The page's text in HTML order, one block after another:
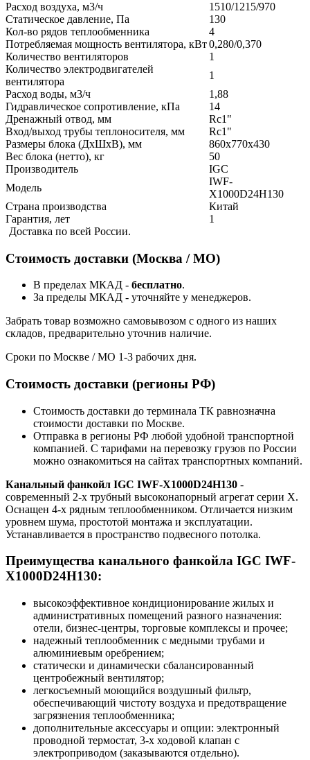
Расход воздуха, м3/ч
1510/1215/970
Статическое давление, Па
130
Кол-во рядов теплообменника
4
Потребляемая мощность вентилятора, кВт0,280/0,370
Количество вентиляторов
1
Количество электродвигателей
вентилятора
1
Расход воды, м3/ч
1,88
Гидравлическое сопротивление, кПа
14
Дренажный отвод, мм
Rc1"
Вход/выход трубы теплоносителя, мм
Rc1"
Размеры блока (ДхШхВ), мм
860x770x430
Вес блока (нетто), кг
50
Производитель
IGC
Модель
IWF-
X1000D24H130
Страна производства
Китай
Гарантия, лет
1
Доставка по всей России.
Стоимость доставки (Москва / МО)
В пределах МКАД - бесплатно.
За пределы МКАД - уточняйте у менеджеров.
Забрать товар возможно самовывозом с одного из наших
складов, предварительно уточнив наличие.
Сроки по Москве / МО 1-3 рабочих дня.
Стоимость доставки (регионы РФ)
Стоимость доставки до терминала ТК равнозначна
стоимости доставки по Москве.
Отправка в регионы РФ любой удобной транспортной
компанией. С тарифами на перевозку грузов по России
можно ознакомиться на сайтах транспортных компаний.
Канальный фанкойл IGC IWF-X1000D24H130 -
современный 2-х трубный высоконапорный агрегат серии X.
Оснащен 4-х рядным теплообменником. Отличается низким
уровнем шума, простотой монтажа и эксплуатации.
Устанавливается в пространство подвесного потолка.
Преимущества канального фанкойла IGC IWF-
X1000D24H130:
высокоэффективное кондиционирование жилых и
административных помещений разного назначения:
отели, бизнес-центры, торговые комплексы и прочее;
надежный теплообменник с медными трубами и
алюминиевым оребрением;
статически и динамически сбалансированный
центробежный вентилятор;
легкосъемный моющийся воздушный фильтр,
обеспечивающий чистоту воздуха и предотвращение
загрязнения теплообменника;
дополнительные аксессуары и опции: электронный
проводной термостат, 3-х ходовой клапан с
электроприводом (заказываются отдельно).